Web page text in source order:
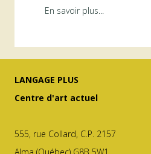
ArAMiS
En savoir plus...
LANGAGE PLUS
Centre d'art actuel
555, rue Collard, C.P. 2157